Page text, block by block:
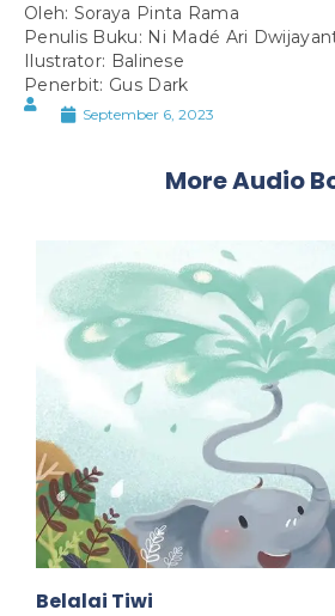
Oleh: Soraya Pinta Rama
Penulis Buku: Ni Madé Ari
Ilustrator: Balinese
Penerbit: Gus Dark
September 6, 2023
More Audio
Belalai Tiwi